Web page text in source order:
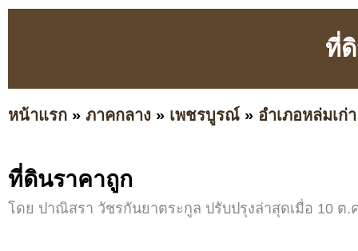
ที่
หน้าแรก » ภาคกลาง » เพชรบูรณ์ » อำเภอหล่มเก่า
ที่ดินราคาถูก
โดย ปาณิสรา วัชรกันยาตระกูล ปรับปรุงล่าสุดเมื่อ 10 ต.